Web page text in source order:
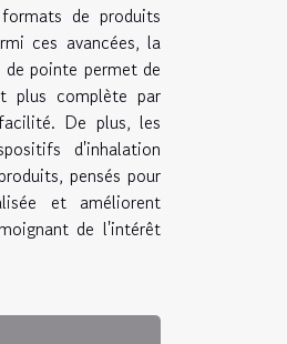
de produits
ces avancées, la
pointe permet de
plus complète par
De plus, les
d'inhalation
pensés pour
et améliorent
de l'intérêt